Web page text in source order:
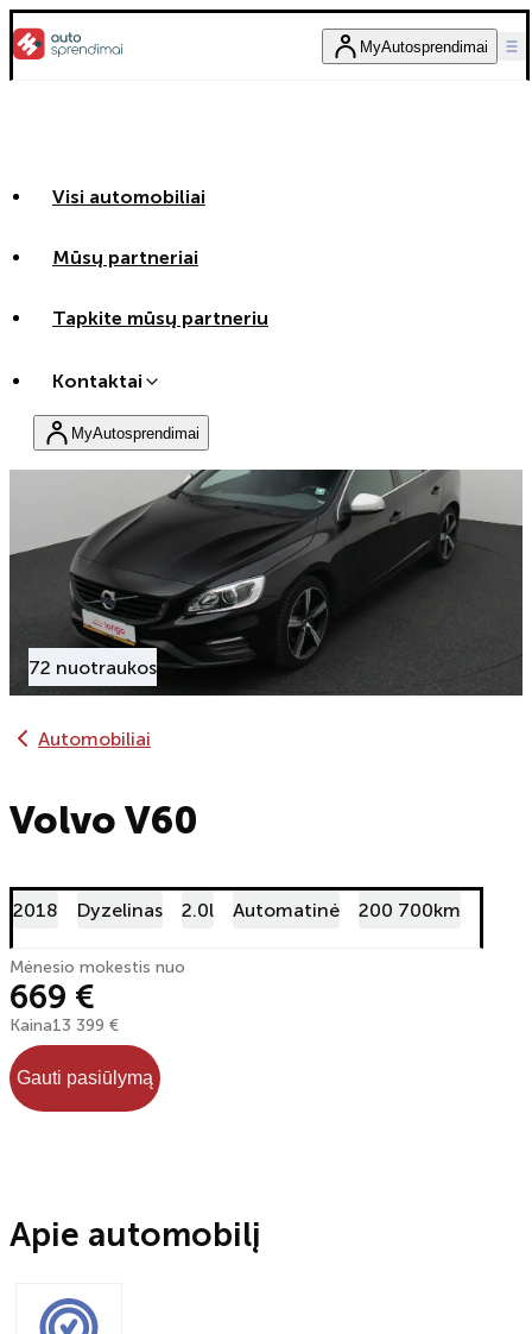
MyAutosprendimai
Visi automobiliai
Mūsų partneriai
Tapkite mūsų partneriu
Kontaktai
MyAutosprendimai
72 nuotraukos
Automobiliai
Volvo V60
2018 Dyzelinas 2.0l Automatinė 200 700km
Mėnesio mokestis nuo
669 €
Kaina13 399 €
Gauti pasiūlymą
Apie automobilį